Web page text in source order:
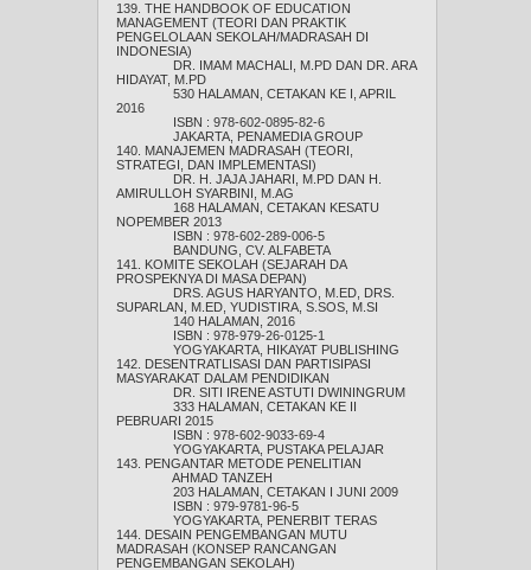
139. THE HANDBOOK OF EDUCATION
MANAGEMENT (TEORI DAN PRAKTIK
PENGELOLAAN SEKOLAH/MADRASAH DI
INDONESIA)
DR. IMAM MACHALI, M.PD DAN DR. ARA
HIDAYAT, M.PD
530 HALAMAN, CETAKAN KE I, APRIL
2016
ISBN : 978-602-0895-82-6
JAKARTA, PENAMEDIA GROUP
140. MANAJEMEN MADRASAH (TEORI,
STRATEGI, DAN IMPLEMENTASI)
DR. H. JAJA JAHARI, M.PD DAN H.
AMIRULLOH SYARBINI, M.AG
168 HALAMAN, CETAKAN KESATU
NOPEMBER 2013
ISBN : 978-602-289-006-5
BANDUNG, CV. ALFABETA
141. KOMITE SEKOLAH (SEJARAH DA
PROSPEKNYA DI MASA DEPAN)
DRS. AGUS HARYANTO, M.ED, DRS.
SUPARLAN, M.ED, YUDISTIRA, S.SOS, M.SI
140 HALAMAN, 2016
ISBN : 978-979-26-0125-1
YOGYAKARTA, HIKAYAT PUBLISHING
142. DESENTRATLISASI DAN PARTISIPASI
MASYARAKAT DALAM PENDIDIKAN
DR. SITI IRENE ASTUTI DWININGRUM
333 HALAMAN, CETAKAN KE II
PEBRUARI 2015
ISBN : 978-602-9033-69-4
YOGYAKARTA, PUSTAKA PELAJAR
143. PENGANTAR METODE PENELITIAN
AHMAD TANZEH
203 HALAMAN, CETAKAN I JUNI 2009
ISBN : 979-9781-96-5
YOGYAKARTA, PENERBIT TERAS
144. DESAIN PENGEMBANGAN MUTU
MADRASAH (KONSEP RANCANGAN
PENGEMBANGAN SEKOLAH)